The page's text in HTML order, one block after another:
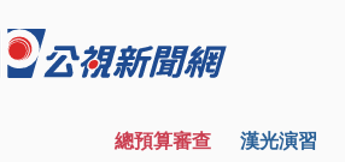
總預算審查 漢光演習